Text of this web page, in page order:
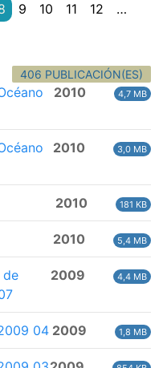
9 10 11 12
…
406 PUBLICACIÓN(ES)
2010 4,7 MB
2010 3,0 MB
2010 181 KB
2010 5,4 MB
de
2009 4,4 MB
04 2009 1,8 MB